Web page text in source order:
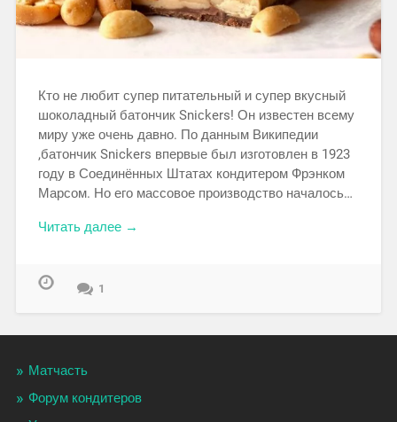
Кто не любит супер питательный и супер вкусный
шоколадный батончик Sniсkers! Он известен всему
миру уже очень давно. По данным Википедии
,батончик Snickers впервые был изготовлен в 1923
году в Соединённых Штатах кондитером Фрэнком
Марсом. Но его массовое производство началось…
Читать далее →
1
Матчасть
Форум кондитеров